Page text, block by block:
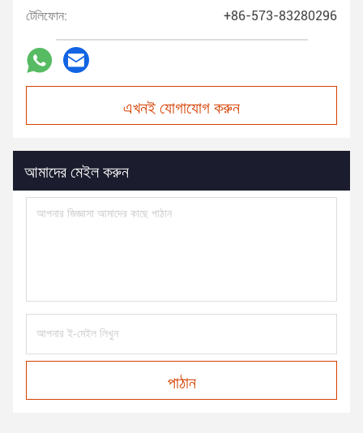
টেলিফোন: +86-573-83280296
এখনই যোগাযোগ করুন
আমাদের মেইল করুন
পাঠান